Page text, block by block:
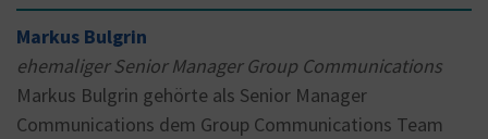
Markus Bulgrin
ehemaliger Senior Manager Group Communications
Markus Bulgrin gehörte als Senior Manager
Communications dem Group Communications Team